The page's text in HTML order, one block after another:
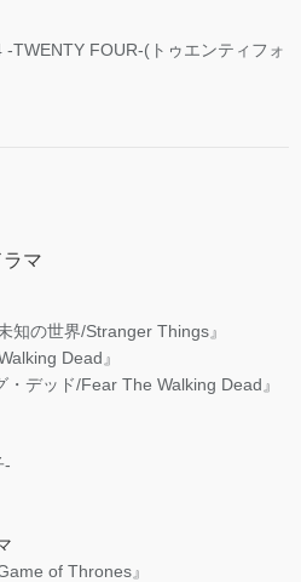
-TWENTY FOUR-(トゥエンティフォ
マ
知の世界/Stranger Things』
Dead』
・デッド/Fear The Walking Dead』
-
of Thrones』